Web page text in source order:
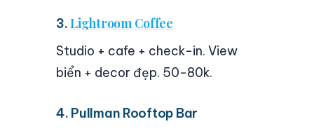
3.Lightroom Coffee
Studio + cafe + check-in. View
biển + decor đẹp. 50-80k.
4. Pullman Rooftop Bar